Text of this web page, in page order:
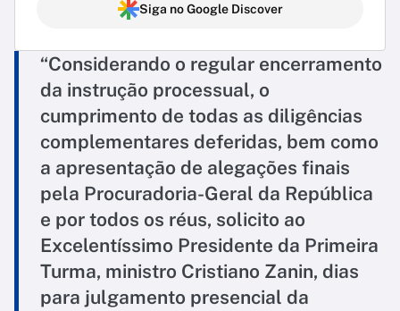
Siga no Google Discover
“Considerando o regular encerramento
da instrução processual, o
cumprimento de todas as diligências
complementares deferidas, bem como
a apresentação de alegações finais
pela Procuradoria-Geral da República
e por todos os réus, solicito ao
Excelentíssimo Presidente da Primeira
Turma, ministro Cristiano Zanin, dias
para julgamento presencial da